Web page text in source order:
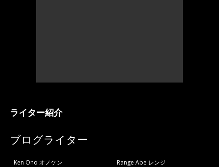
ライター紹介
ブログライター
Ken Ono オノケン Range Abe レンジ